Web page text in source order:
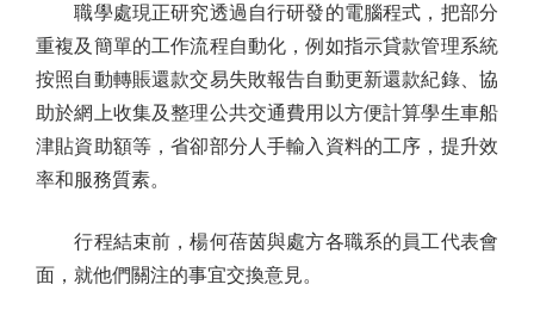
職學處現正研究透過自行研發的電腦程式，把部分
重複及簡單的工作流程自動化，例如指示貸款管理系統
按照自動轉賬還款交易失敗報告自動更新還款紀錄、協
助於網上收集及整理公共交通費用以方便計算學生車船
津貼資助額等，省卻部分人手輸入資料的工序，提升效
率和服務質素。
行程結束前，楊何蓓茵與處方各職系的員工代表會
面，就他們關注的事宜交換意見。